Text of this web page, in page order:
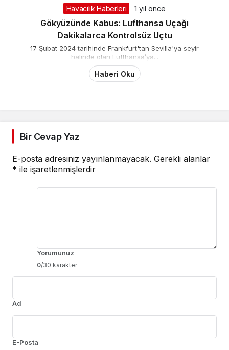
Havacılık Haberleri 1 yıl önce
Gökyüzünde Kabus: Lufthansa Uçağı
Dakikalarca Kontrolsüz Uçtu
17 Şubat 2024 tarihinde Frankfurt'tan Sevilla'ya seyir
halinde olan Lufthansa’ya...
Haberi Oku
Bir Cevap Yaz
E-posta adresiniz yayınlanmayacak. Gerekli alanlar
* ile işaretlenmişlerdir
Yorumunuz
0/30 karakter
Ad
E-Posta